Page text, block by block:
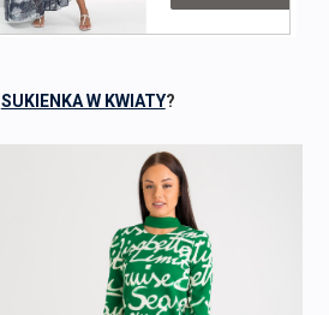
SUKIENKA W KWIATY?